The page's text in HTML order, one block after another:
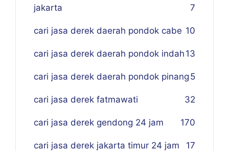
jakarta 7
cari jasa derek daerah pondok cabe 10
cari jasa derek daerah pondok indah 13
cari jasa derek daerah pondok pinang 5
cari jasa derek fatmawati 32
cari jasa derek gendong 24 jam 170
cari jasa derek jakarta timur 24 jam 17